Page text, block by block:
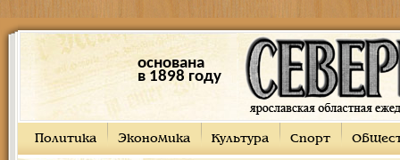
основана
в 1898 году
Политика Экономика Культура Спорт